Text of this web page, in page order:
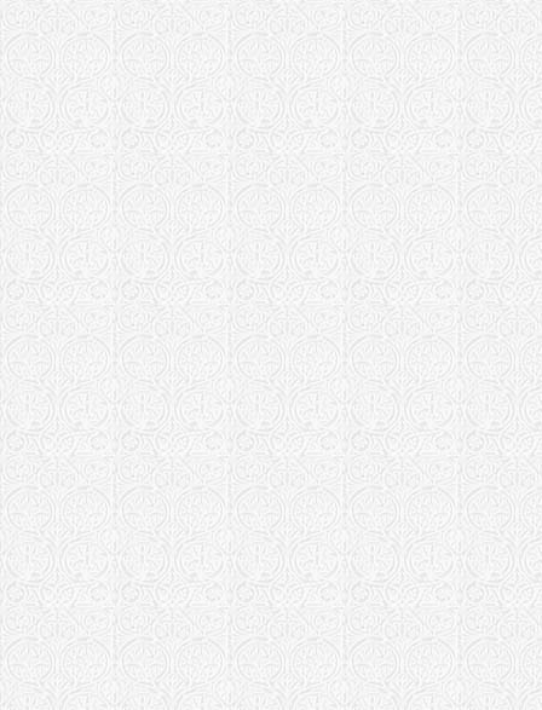
Храм в
Самара
Саратовская
Храм
Саратов
Скопинская
Храм
Храм